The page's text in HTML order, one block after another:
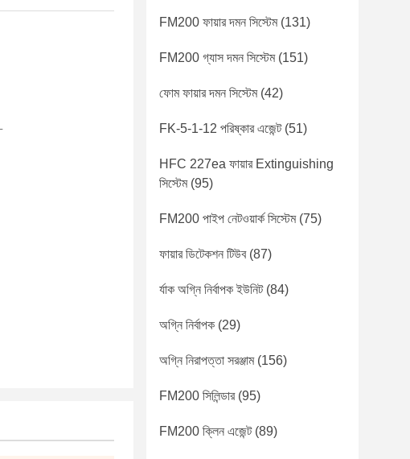
FM200 ফায়ার দমন সিস্টেম(131)
FM200 গ্যাস দমন সিস্টেম(151)
ফোম ফায়ার দমন সিস্টেম(42)
FK-5-1-12 পরিষ্কার এজেন্ট(51)
HFC 227ea ফায়ার Extinguishing
সিস্টেম(95)
FM200 পাইপ নেটওয়ার্ক সিস্টেম(75)
ফায়ার ডিটেকশন টিউব(87)
র্যাক অগ্নি নির্বাপক ইউনিট(84)
অগ্নি নির্বাপক (29)
অগ্নি নিরাপত্তা সরঞ্জাম(156)
FM200 সিলিন্ডার(95)
FM200 ক্লিন এজেন্ট(89)